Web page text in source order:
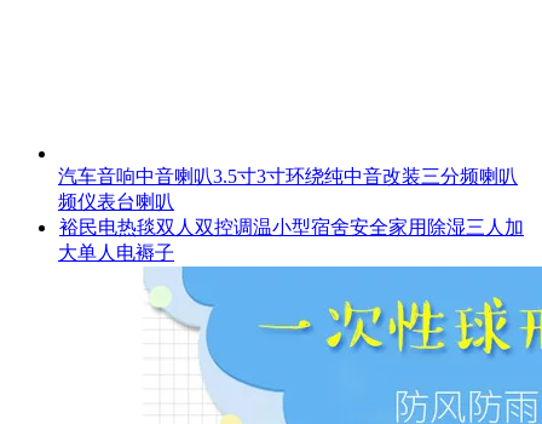
汽车音响中音喇叭3.5寸3寸环绕纯中音改装三分频喇叭
频仪表台喇叭
裕民电热毯双人双控调温小型宿舍安全家用除湿三人加
大单人电褥子